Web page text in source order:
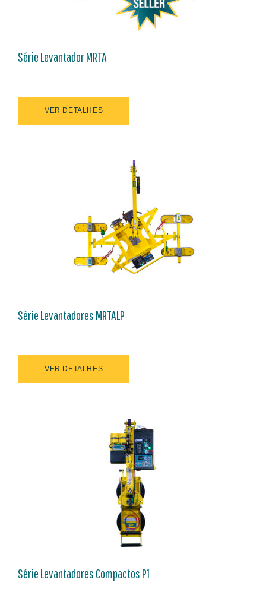
Série Levantador MRTA
VER DETALHES
Série Levantadores MRTALP
VER DETALHES
Série Levantadores Compactos P1